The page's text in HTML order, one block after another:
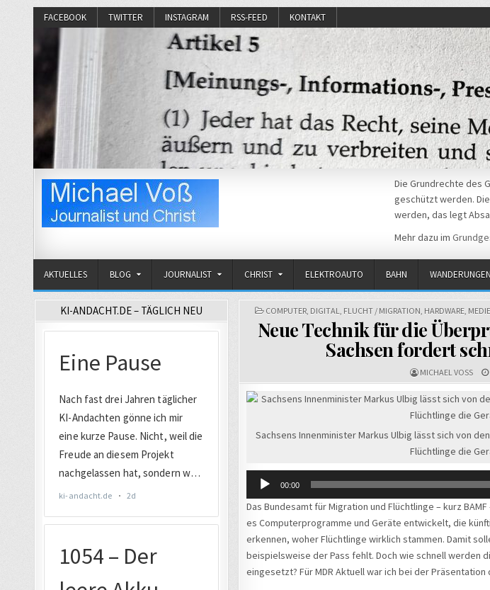
FACEBOOK TWITTER INSTAGRAM RSS-FEED KONTAKT
Die Grundrechte des
geschützt werden.
werden, das legt
Mehr dazu im
AKTUELLES BLOG JOURNALIST CHRIST ELEKTROAUTO BAHN
POSTED
COMPUTER DIGITAL FLUCHT / MIGRATION HARDWARE
Neue Technik für die
Sachsen fordert
MICHAEL VOSS
Sachsens Innenminister Markus Ulbig lässt sich von
Flüchtlinge die
00:00
Das Bundesamt für Migration und Flüchtlinge – kurz
es Computerprogramme und Geräte entwickelt, die
erkennen, woher Flüchtlinge wirklich stammen. Damit
beispielsweise der Pass fehlt. Doch wie schnell werden
eingesetzt? Für MDR Aktuell war ich bei der
KI-ANDACHT.DE – TÄGLICH NEU